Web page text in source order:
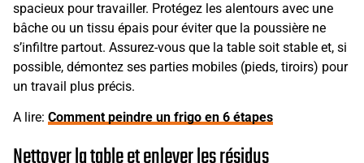
spacieux pour travailler. Protégez les alentours avec une
bâche ou un tissu épais pour éviter que la poussière ne
s’infiltre partout. Assurez-vous que la table soit stable et, si
possible, démontez ses parties mobiles (pieds, tiroirs) pour
un travail plus précis.
A lire: Comment peindre un frigo en 6 étapes